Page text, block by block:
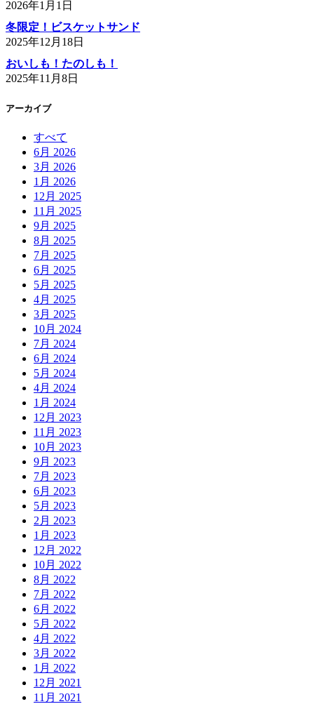
2026年1月1日
冬限定！ビスケットサンド
2025年12月18日
おいしも！たのしも！
2025年11月8日
アーカイブ
すべて
6月 2026
3月 2026
1月 2026
12月 2025
11月 2025
9月 2025
8月 2025
7月 2025
6月 2025
5月 2025
4月 2025
3月 2025
10月 2024
7月 2024
6月 2024
5月 2024
4月 2024
1月 2024
12月 2023
11月 2023
10月 2023
9月 2023
7月 2023
6月 2023
5月 2023
2月 2023
1月 2023
12月 2022
10月 2022
8月 2022
7月 2022
6月 2022
5月 2022
4月 2022
3月 2022
1月 2022
12月 2021
11月 2021